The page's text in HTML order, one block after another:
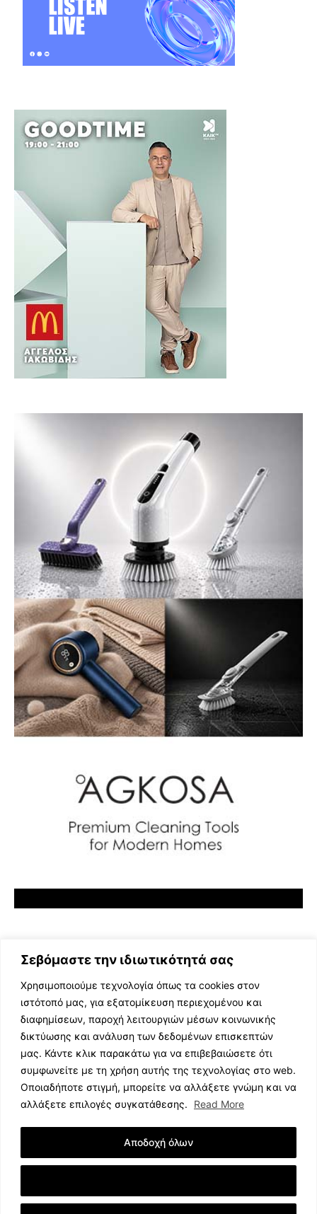
Σεβόμαστε την ιδιωτικότητά σας
Χρησιμοποιούμε τεχνολογία όπως τα cookies στον
ιστότοπό μας, για εξατομίκευση περιεχομένου και
διαφημίσεων, παροχή λειτουργιών μέσων κοινωνικής
δικτύωσης και ανάλυση των δεδομένων επισκεπτών
μας. Κάντε κλικ παρακάτω για να επιβεβαιώσετε ότι
συμφωνείτε με τη χρήση αυτής της τεχνολογίας στο web.
Οποιαδήποτε στιγμή, μπορείτε να αλλάξετε γνώμη και να
αλλάξετε επιλογές συγκατάθεσης.
Read More
Αποδοχή όλων
ΕΛΛΗΝΙΚΗ ΜΟΥΣΙΚΗ
TV SHOWS
EVENTS
ΘΕΑΤΡΟ
ΔΙΑΓΩΝΙΣΜΟΙ
STOA CULTURA
ΣΥΝΕΝΤΕΥΞΕΙΣ